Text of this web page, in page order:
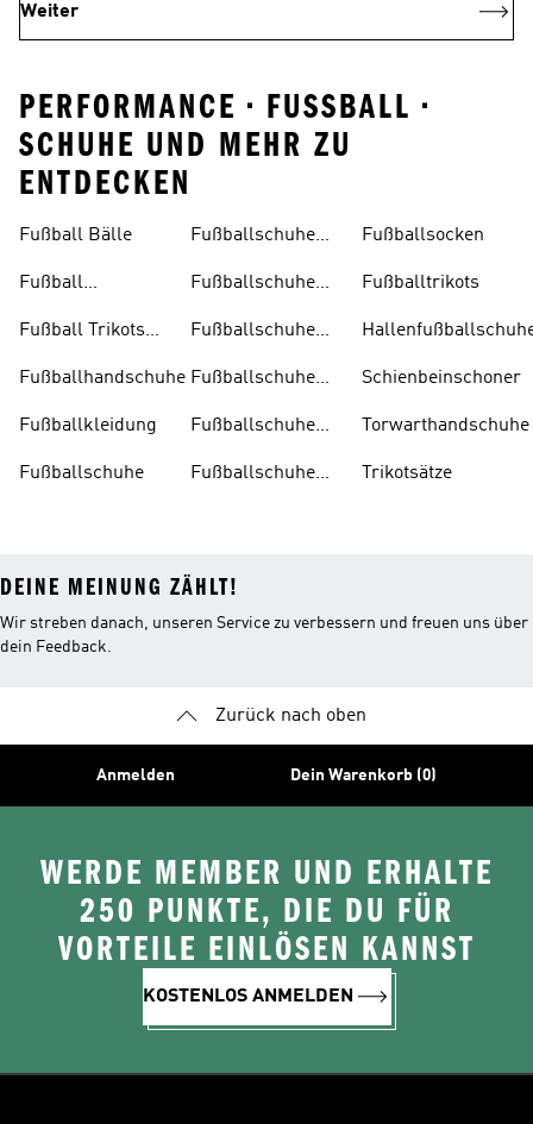
Weiter
PERFORMANCE • FUSSBALL •
SCHUHE UND MEHR ZU
ENTDECKEN
Fußball Bälle
Fußball
Fußball Trikots
Fußballhandschuhe
Fußballkleidung
Fußballschuhe
Fußballschuhe
Fußballschuhe
Fußballschuhe
Fußballschuhe
Fußballschuhe
Schnürsenkel
Fußballschuhe
Fußballsocken
Fußballtrikots
Schienbeinschoner
Torwarthandschuhe
Trikotsätze
DEINE MEINUNG ZÄHLT!
Wir streben danach, unseren Service zu verbessern und freuen uns über
dein Feedback.
Zurück nach oben
Anmelden Dein Warenkorb (0)
WERDE MEMBER UND ERHALTE
250 PUNKTE, DIE DU FÜR
VORTEILE EINLÖSEN KANNST
KOSTENLOS ANMELDEN